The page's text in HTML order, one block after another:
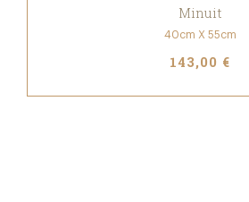
Minuit
40cm X 55cm
143,00 €